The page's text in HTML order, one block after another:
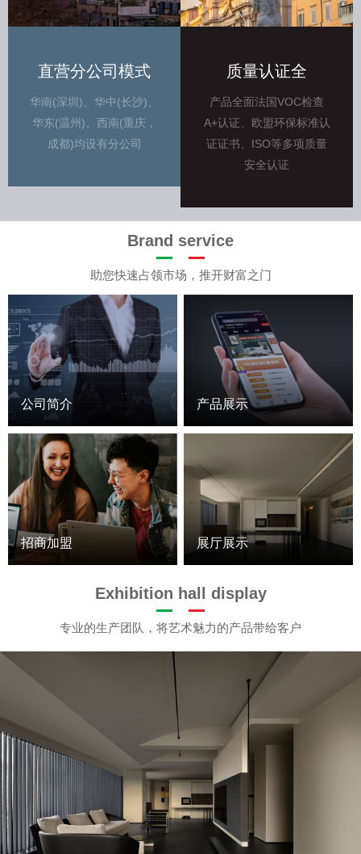
直营分公司模式
华南(深圳)、华中(长沙)、
华东(温州)、西南(重庆，
成都)均设有分公司
质量认证全
产品全面法国VOC检查
A+认证、欧盟环保标准认
证证书、ISO等多项质量
安全认证
Brand service
助您快速占领市场，推开财富之门
公司简介 产品展示
招商加盟 展厅展示
Exhibition hall display
专业的生产团队，将艺术魅力的产品带给客户